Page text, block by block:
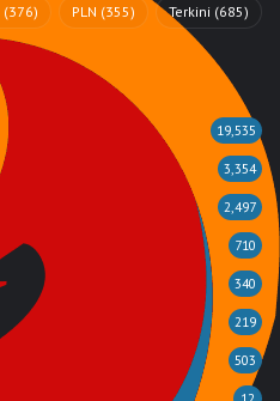
(376) PLN (355) Terkini (685)
19,535
3,354
2,497
710
340
219
503